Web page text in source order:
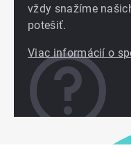
vždy snažíme
potešiť.
Viac informácií o